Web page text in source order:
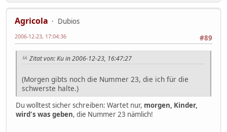
Agricola
Dubios
#89
2006-12-23, 17:04:36
Zitat von: Ku in 2006-12-23, 16:47:27
(Morgen gibts noch die Nummer 23, die ich für die
schwerste halte.)
Du wolltest sicher schreiben: Wartet nur, morgen, Kinder,
wird's was geben, die Nummer 23 nämlich!